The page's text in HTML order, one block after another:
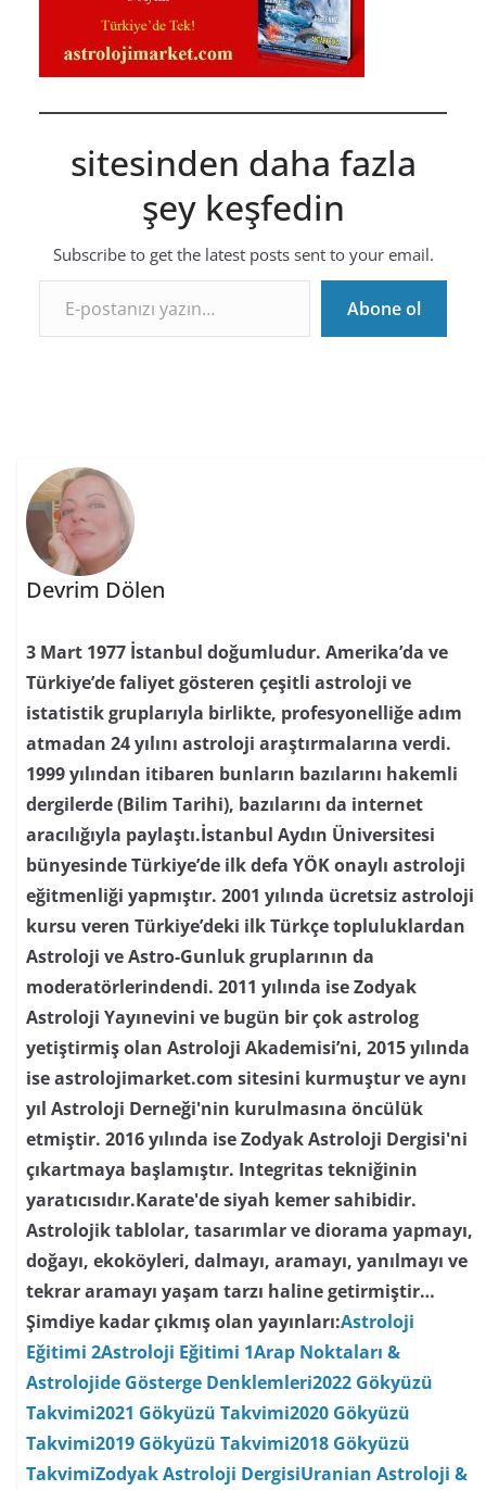
sitesinden daha fazla
şey keşfedin
Subscribe to get the latest posts sent to your email.
E-postanızı yazın…
Abone ol
Devrim Dölen
3 Mart 1977 İstanbul doğumludur. Amerika’da ve
Türkiye’de faliyet gösteren çeşitli astroloji ve
istatistik gruplarıyla birlikte, profesyonelliğe adım
atmadan 24 yılını astroloji araştırmalarına verdi.
1999 yılından itibaren bunların bazılarını hakemli
dergilerde (Bilim Tarihi), bazılarını da internet
aracılığıyla paylaştı.İstanbul Aydın Üniversitesi
bünyesinde Türkiye’de ilk defa YÖK onaylı astroloji
eğitmenliği yapmıştır. 2001 yılında ücretsiz astroloji
kursu veren Türkiye’deki ilk Türkçe topluluklardan
Astroloji ve Astro-Gunluk gruplarının da
moderatörlerindendi. 2011 yılında ise Zodyak
Astroloji Yayınevini ve bugün bir çok astrolog
yetiştirmiş olan Astroloji Akademisi’ni, 2015 yılında
ise astrolojimarket.com sitesini kurmuştur ve aynı
yıl Astroloji Derneği'nin kurulmasına öncülük
etmiştir. 2016 yılında ise Zodyak Astroloji Dergisi'ni
çıkartmaya başlamıştır. Integritas tekniğinin
yaratıcısıdır.Karate'de siyah kemer sahibidir.
Astrolojik tablolar, tasarımlar ve diorama yapmayı,
doğayı, ekoköyleri, dalmayı, aramayı, yanılmayı ve
tekrar aramayı yaşam tarzı haline getirmiştir…
Şimdiye kadar çıkmış olan yayınları:Astroloji
Eğitimi 2Astroloji Eğitimi 1Arap Noktaları &
Astrolojide Gösterge Denklemleri2022 Gökyüzü
Takvimi2021 Gökyüzü Takvimi2020 Gökyüzü
Takvimi2019 Gökyüzü Takvimi2018 Gökyüzü
TakvimiZodyak Astroloji DergisiUranian Astroloji &